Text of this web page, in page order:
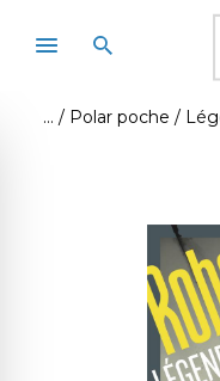
Polar poche